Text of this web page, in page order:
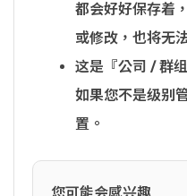
都会好好保存着
或修改，也将无
这是『公司 / 群
如果您不是级别
置。